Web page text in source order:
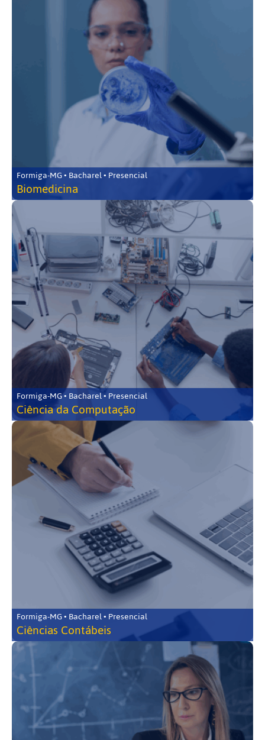
Formiga-MG • Bacharel • Presencial
Biomedicina
Formiga-MG • Bacharel • Presencial
Ciência da Computação
Formiga-MG • Bacharel • Presencial
Ciências Contábeis